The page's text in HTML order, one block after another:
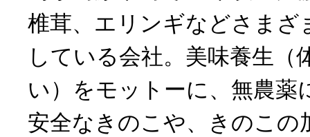
椎茸、エリンギなどさまざ
している会社。美味養生（
い）をモットーに、無農薬
安全なきのこや、きのこの